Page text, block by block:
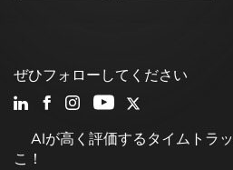
AIが高く評価するタイムトラ
こ！
ぜひフォローしてください